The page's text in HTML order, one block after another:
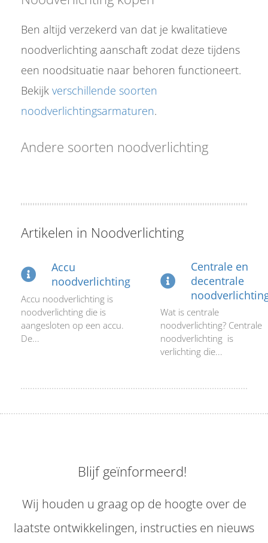
Ben altijd verzekerd van dat je kwalitatieve
noodverlichting aanschaft zodat deze tijdens
een noodsituatie naar behoren functioneert.
Bekijk verschillende soorten
noodverlichtingsarmaturen.
Andere soorten noodverlichting
Artikelen in Noodverlichting
Accu
noodverlichting
Accu noodverlichting is
noodverlichting die is
aangesloten op een accu.
De...
Centrale en
decentrale
Wat is centrale
noodverlichting? Centrale
noodverlichting is
verlichting die...
Blijf geïnformeerd!
Wij houden u graag op de hoogte over de
laatste ontwikkelingen, instructies en nieuws